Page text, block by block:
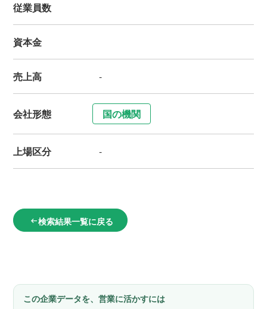
従業員数
資本金
売上高 -
会社形態 国の機関
上場区分 -
arrow_left_alt検索結果一覧に戻る
この企業データを、営業に活かすには